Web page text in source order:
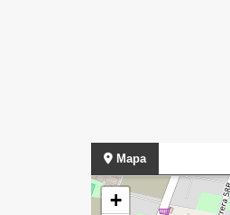
Mapa
+